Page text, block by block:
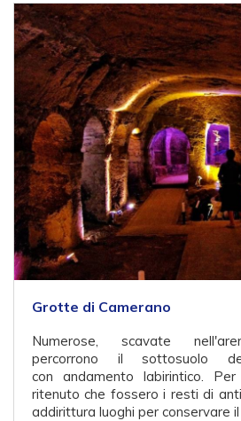
Grotte di Camerano
Numerose, scavate
percorrono il sottosuolo
con andamento labirintico.
ritenuto che fossero i resti di
addirittura luoghi per conservare il